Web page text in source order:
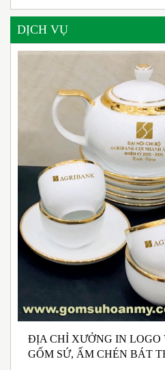
DỊCH VỤ
ĐỊA CHỈ XƯỞNG IN LOGO
GỐM SỨ, ẤM CHÉN BÁT